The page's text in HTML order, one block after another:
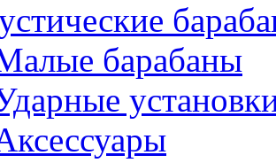
барабаны